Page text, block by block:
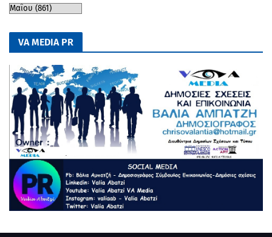
VA MEDIA PR